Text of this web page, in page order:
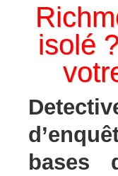
isolé
bases